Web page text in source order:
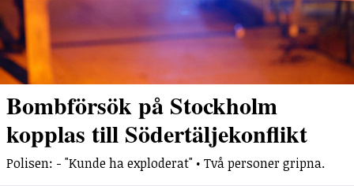
Bombförsök på Stockholm
kopplas till Södertäljekonflikt
Polisen: - "Kunde ha exploderat" • Två personer gripna.